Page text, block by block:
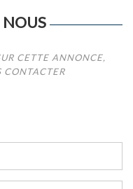
CETTE ANNONCE,
CONTACTER